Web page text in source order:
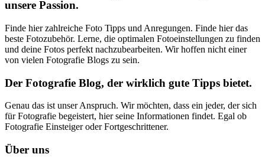
unsere Passion.
Finde hier zahlreiche Foto Tipps und Anregungen. Finde hier das
beste Fotozubehör. Lerne, die optimalen Fotoeinstellungen zu finden
und deine Fotos perfekt nachzubearbeiten. Wir hoffen nicht einer
von vielen Fotografie Blogs zu sein.
Der Fotografie Blog, der wirklich gute Tipps bietet.
Genau das ist unser Anspruch. Wir möchten, dass ein jeder, der sich
für Fotografie begeistert, hier seine Informationen findet. Egal ob
Fotografie Einsteiger oder Fortgeschrittener.
Über uns